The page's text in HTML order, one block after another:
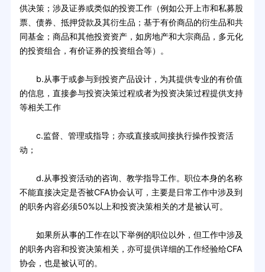
供决策；涉及证券或类似的投资工作（例如公开上市和私募股
票、债券、抵押贷款及其衍生品；基于有价商品的衍生品和共
同基金；商品和其他投资资产，如房地产和大宗商品，多元化
的投资组合，有价证券的投资组合等）。
b.从事于或参与到投资产品设计，为其提供专业的有价值
的信息，直接参与投资决策过程或者为投资决策过程提供支持
等相关工作
c.监督、管理或指导；亦或直接或间接执行操作投资活
动；
d.从事投资活动的咨询、教学指导工作。职位本身的名称
不能直接决定是否被CFA协会认可，主要是日常工作中涉及到
的职务内容必须50%以上和投资决策相关的才是被认可。
如果所从事的工作在以下举例的职位以外，但工作中涉及
的职务内容和投资决策相关，亦可提供详细的工作经验给CFA
协会，也是被认可的。